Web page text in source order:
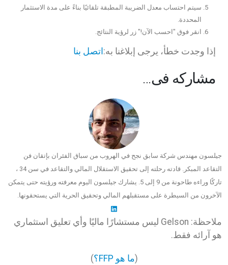
سيتم احتساب معدل الضريبة المطبقة تلقائيًا بناءً على مدة الاستثمار
المحددة.
انقر فوق "احسب الآن!" زر لرؤية النتائج.
إذا وجدت خطأ، يرجى إبلاغنا به: اتصل بنا
مشاركه فى…
جيلسون مهندس شركة سابق نجح في الهروب من سباق الفئران بإتقان فن
التقاعد المبكر. قادته رحلته إلى تحقيق الاستقلال المالي والتقاعد في سن 34 ،
تاركًا وراءه طاحونة من 9 إلى 5. يشارك جيلسون اليوم معرفته ورؤيته حتى يتمكن
الآخرون من السيطرة على مستقبلهم المالي وتحقيق الحرية التي يستحقونها.
ملاحظة: Gelson ليس مستشارًا ماليًا وأي تعليق استثماري
هو آرائه فقط.
(ما هو FFP؟ )